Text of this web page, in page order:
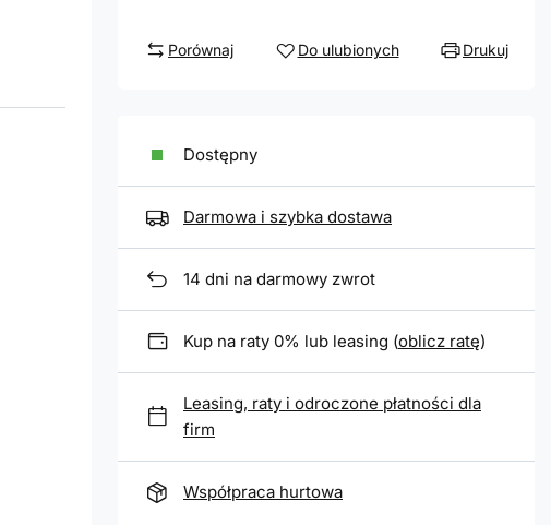
Porównaj Do ulubionych Drukuj
Dostępny
Darmowa i szybka dostawa
14 dni na darmowy zwrot
Kup na raty 0% lub leasing (oblicz ratę)
Leasing, raty i odroczone płatności dla
firm
Współpraca hurtowa